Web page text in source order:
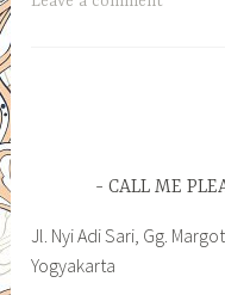
CALL ME
Jl. Nyi Adi Sari, Gg.
Yogyakarta